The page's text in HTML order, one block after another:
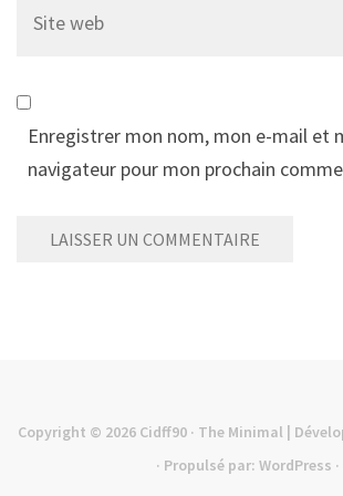
web
Enregistrer mon nom, mon e-mail et
navigateur pour mon prochain
Copyright © 2026 Cidff90· The Minimal |
· Propulsé par: WordPress ·